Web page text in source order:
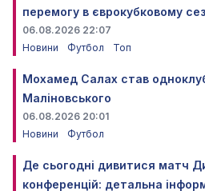
перемогу в єврокубковому
06.08.2026 22:07
Новини
Футбол Топ
Мохамед Салах став
Маліновського
06.08.2026 20:01
Новини
Футбол
Де сьогодні дивитися матч
конференцій: детальна